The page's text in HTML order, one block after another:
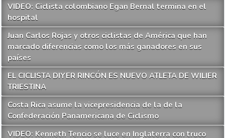
VIDEO: Ciclista colombiano Egan Bernal termina en el
hospital
Juan Carlos Rojas y otros ciclistas de América que han
marcado diferencias como los más ganadores en sus
países
EL CICLISTA DIYER RINCÓN ES NUEVO ATLETA DE WILIER
TRIESTINA
Costa Rica asume la vicepresidencia de la de la
Confederación Panamericana de Ciclismo
VIDEO: Kenneth Tencio se luce en Inglaterra con truco